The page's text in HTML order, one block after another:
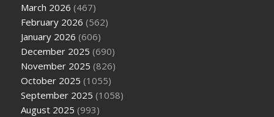
March 2026 (467)
February 2026 (562)
January 2026 (606)
December 2025 (690)
November 2025 (826)
October 2025 (1055)
September 2025 (1058)
August 2025 (993)